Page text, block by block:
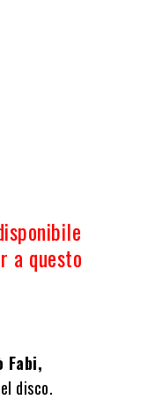
a questo
Fabi,
disco.